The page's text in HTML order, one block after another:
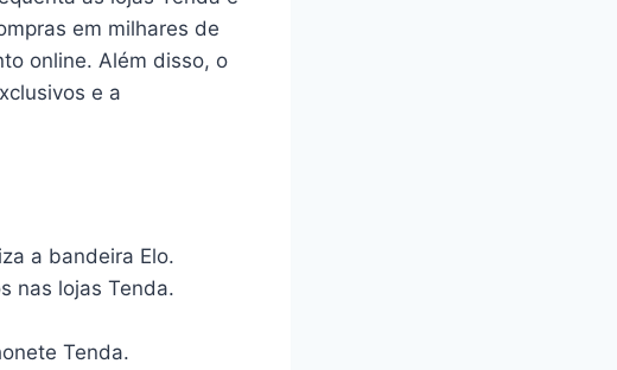
em milhares de
online. Além disso, o
e a
a bandeira Elo.
nas lojas Tenda.
Tenda.